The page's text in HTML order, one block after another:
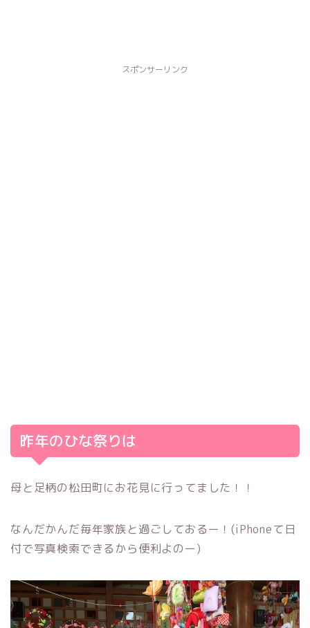
スポンサーリンク
昨年のひな祭りは
母と足柄の松田町にお花見に行ってました！！
なんだかんだ毎年家族と過ごしておるー！(iPhoneて日
付で写真検索できるから便利よのー)